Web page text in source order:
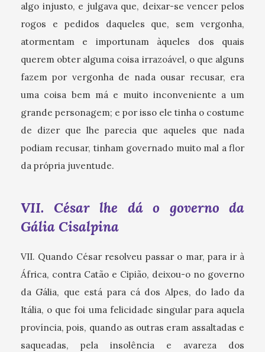
algo injusto, e julgava que, deixar-se vencer pelos
rogos e pedidos daqueles que, sem vergonha,
atormentam e importunam àqueles dos quais
querem obter alguma coisa irrazoável, o que alguns
fazem por vergonha de nada ousar recusar, era
uma coisa bem má e muito inconveniente a um
grande personagem; e por isso ele tinha o costume
de dizer que lhe parecia que aqueles que nada
podiam recusar, tinham governado muito mal a flor
da própria juventude.
VII. César lhe dá o governo da
Gália Cisalpina
VII. Quando César resolveu passar o mar, para ir à
África, contra Catão e Cipião, deixou-o no governo
da Gália, que está para cá dos Alpes, do lado da
Itália, o que foi uma felicidade singular para aquela
província, pois, quando as outras eram assaltadas e
saqueadas, pela insolência e avareza dos